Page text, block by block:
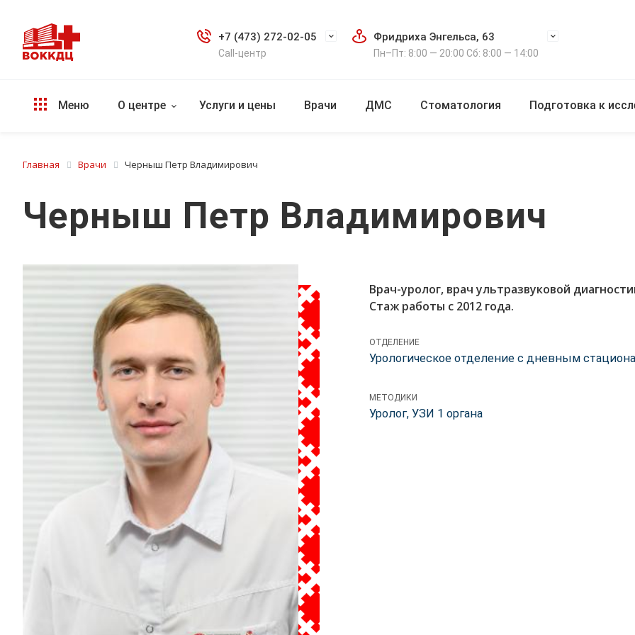
+7 (473) 272-02-05
Call-центр
Фридриха Энгельса, 63
Пн–Пт: 8:00 — 20:00 Сб: 8:00 — 14:00
Меню О центре Услуги и цены Врачи ДМС Стоматология Подготовка к
Главная Врачи Черныш Петр Владимирович
Черныш Петр Владимирович
Врач-уролог, врач ультразвуковой
Стаж работы с 2012 года.
ОТДЕЛЕНИЕ
Урологическое отделение c дневным
МЕТОДИКИ
Уролог, УЗИ 1 органа